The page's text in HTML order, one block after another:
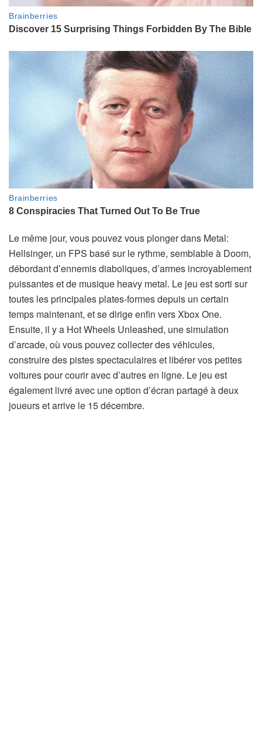
Le même jour, vous pouvez vous plonger dans Metal:
Hellsinger, un FPS basé sur le rythme, semblable à Doom,
débordant d’ennemis diaboliques, d’armes incroyablement
puissantes et de musique heavy metal. Le jeu est sorti sur
toutes les principales plates-formes depuis un certain
temps maintenant, et se dirige enfin vers Xbox One.
Ensuite, il y a Hot Wheels Unleashed, une simulation
d’arcade, où vous pouvez collecter des véhicules,
construire des pistes spectaculaires et libérer vos petites
voitures pour courir avec d’autres en ligne. Le jeu est
également livré avec une option d’écran partagé à deux
joueurs et arrive le 15 décembre.